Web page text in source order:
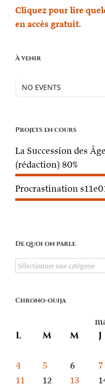
Cliquez pour lire
en accès gratuit.
À venir
NO EVENTS
Projets en cours
La Succession des
(rédaction) 80%
Procrastination
De quoi on parle
De
parle
Chrono-ouija
L M M J
4
5 6 7
11
12 13